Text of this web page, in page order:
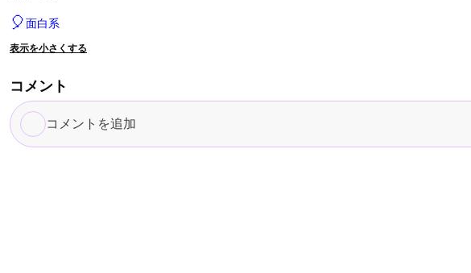
🎈面白系
表示を小さくする
コメント
コ
メ